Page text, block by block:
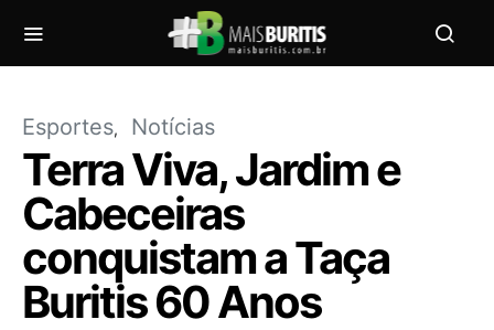
Esportes Notícias
Terra Viva, Jardim e
Cabeceiras
conquistam a Taça
Buritis 60 Anos